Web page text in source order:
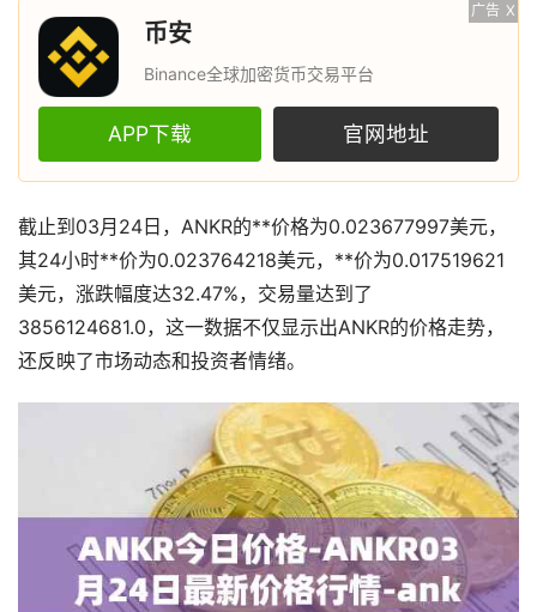
广告 X
币安
Binance全球加密货币交易平台
APP下载 官网地址
截止到03月24日，ANKR的**价格为0.023677997美元，
其24小时**价为0.023764218美元，**价为0.017519621
美元，涨跌幅度达32.47%，交易量达到了
3856124681.0，这一数据不仅显示出ANKR的价格走势，
还反映了市场动态和投资者情绪。